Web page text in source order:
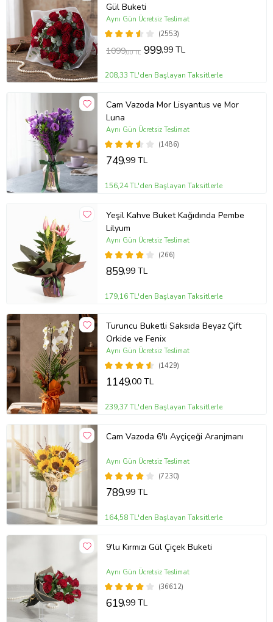
Gül Buketi
(2553)
Aynı Gün Ücretsiz Teslimat
1099,00 TL 999,99 TL
208,33 TL'den Başlayan Taksitlerle
Cam Vazoda Mor Lisyantus ve Mor
Luna
(1486)
Aynı Gün Ücretsiz Teslimat
749,99 TL
156,24 TL'den Başlayan Taksitlerle
Yeşil Kahve Buket Kağıdında Pembe
Lilyum
(266)
Aynı Gün Ücretsiz Teslimat
859,99 TL
179,16 TL'den Başlayan Taksitlerle
Turuncu Buketli Saksıda Beyaz Çift
Orkide ve Fenix
(1429)
Aynı Gün Ücretsiz Teslimat
1149,00 TL
239,37 TL'den Başlayan Taksitlerle
Cam Vazoda 6'lı Ayçiçeği Aranjmanı
(7230)
Aynı Gün Ücretsiz Teslimat
789,99 TL
164,58 TL'den Başlayan Taksitlerle
9'lu Kırmızı Gül Çiçek Buketi
(36612)
Aynı Gün Ücretsiz Teslimat
619,99 TL